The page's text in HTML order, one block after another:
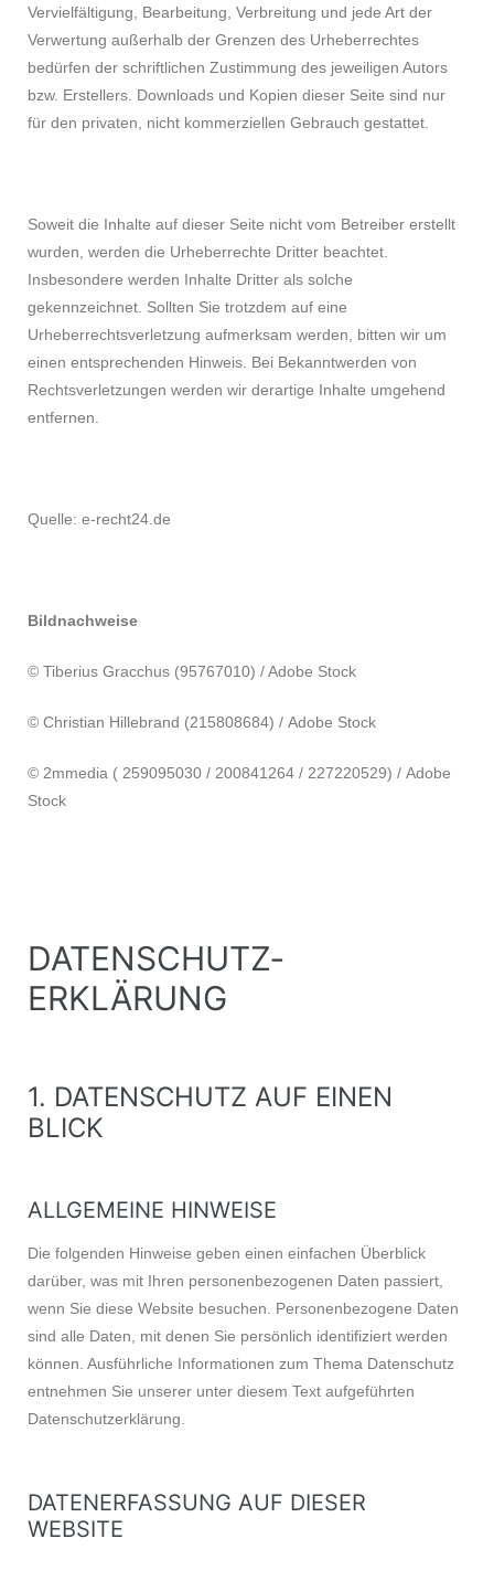
Vervielfältigung, Bearbeitung, Verbreitung und jede Art der
Verwertung außerhalb der Grenzen des Urheberrechtes
bedürfen der schriftlichen Zustimmung des jeweiligen Autors
bzw. Erstellers. Downloads und Kopien dieser Seite sind nur
für den privaten, nicht kommerziellen Gebrauch gestattet.
Soweit die Inhalte auf dieser Seite nicht vom Betreiber erstellt
wurden, werden die Urheberrechte Dritter beachtet.
Insbesondere werden Inhalte Dritter als solche
gekennzeichnet. Sollten Sie trotzdem auf eine
Urheberrechtsverletzung aufmerksam werden, bitten wir um
einen entsprechenden Hinweis. Bei Bekanntwerden von
Rechtsverletzungen werden wir derartige Inhalte umgehend
entfernen.
Quelle: e-recht24.de
Bildnachweise
© Tiberius Gracchus (95767010) / Adobe Stock
© Christian Hillebrand (215808684) / Adobe Stock
© 2mmedia ( 259095030 / 200841264 / 227220529) / Adobe
Stock
DATENSCHUTZ­
ERKLÄRUNG
1. DATENSCHUTZ AUF EINEN
BLICK
ALLGEMEINE HINWEISE
Die folgenden Hinweise geben einen einfachen Überblick
darüber, was mit Ihren personenbezogenen Daten passiert,
wenn Sie diese Website besuchen. Personenbezogene Daten
sind alle Daten, mit denen Sie persönlich identifiziert werden
können. Ausführliche Informationen zum Thema Datenschutz
entnehmen Sie unserer unter diesem Text aufgeführten
Datenschutzerklärung.
DATENERFASSUNG AUF DIESER
WEBSITE